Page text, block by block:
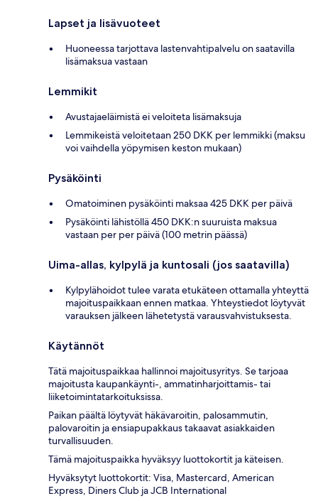
Lapset ja lisävuoteet
Huoneessa tarjottava lastenvahtipalvelu on saatavilla
lisämaksua vastaan
Lemmikit
Avustajaeläimistä ei veloiteta lisämaksuja
Lemmikeistä veloitetaan 250 DKK per lemmikki (maksu
voi vaihdella yöpymisen keston mukaan)
Pysäköinti
Omatoiminen pysäköinti maksaa 425 DKK per päivä
Pysäköinti lähistöllä 450 DKK:n suuruista maksua
vastaan per per päivä (100 metrin päässä)
Uima-allas, kylpylä ja kuntosali (jos saatavilla)
Kylpylähoidot tulee varata etukäteen ottamalla yhteyttä
majoituspaikkaan ennen matkaa. Yhteystiedot löytyvät
varauksen jälkeen lähetetystä varausvahvistuksesta.
Käytännöt
Tätä majoituspaikkaa hallinnoi majoitusyritys. Se tarjoaa
majoitusta kaupankäynti-, ammatinharjoittamis- tai
liiketoimintatarkoituksissa.
Paikan päältä löytyvät häkävaroitin, palosammutin,
palovaroitin ja ensiapupakkaus takaavat asiakkaiden
turvallisuuden.
Tämä majoituspaikka hyväksyy luottokortit ja käteisen.
Hyväksytyt luottokortit: Visa, Mastercard, American
Express, Diners Club ja JCB International